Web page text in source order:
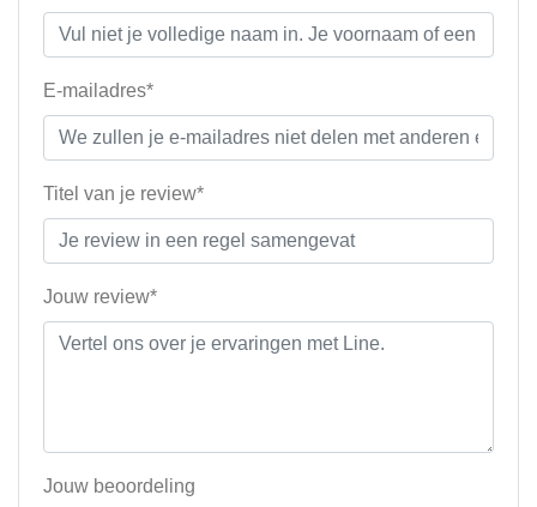
E-mailadres*
Titel van je review*
Jouw review*
Jouw beoordeling